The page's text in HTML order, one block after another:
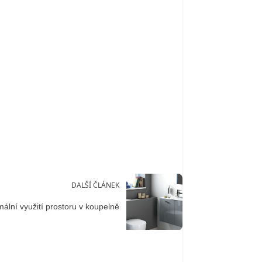
DALŠÍ ČLÁNEK
využití prostoru v koupelně